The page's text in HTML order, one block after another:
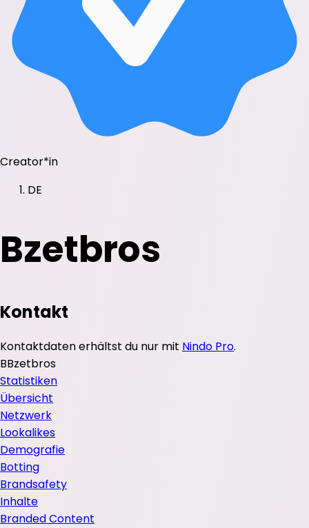
Creator*in
DE
Bzetbros
Kontakt
Kontaktdaten erhältst du nur mit Nindo Pro.
BBzetbros
Statistiken
Übersicht
Netzwerk
Lookalikes
Demografie
Botting
Brandsafety
Inhalte
Branded Content